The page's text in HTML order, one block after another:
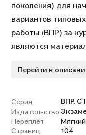
поколения) для
вариантов
работы (ВПР) за
являются
объективность
учителям и
подготовки к
начальной школы.
Перейти к
Серия
ВПР.
Издательство
Переплет
Страниц
104